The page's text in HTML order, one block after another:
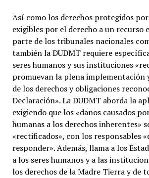
Así como los derechos protegidos
exigibles por el derecho a un recurso
parte de los tribunales nacionales
también la DUDMT requiere
seres humanos y sus instituciones
promuevan la plena implementación
de los derechos y obligaciones
Declaración».​ La DUDMT aborda la
exigiendo que los «daños causados
humanas a los derechos inherentes»
«rectificados»,​ con los responsables
responder».​ Además, llama a los
a los seres humanos y a las
los derechos de la Madre Tierra y de